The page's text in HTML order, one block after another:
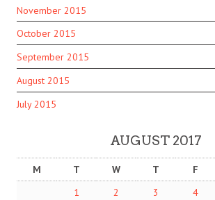
November 2015
October 2015
September 2015
August 2015
July 2015
AUGUST 2017
M T W T F
1
2 3 4